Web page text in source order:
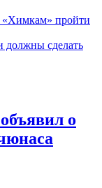
пройти
сделать
о